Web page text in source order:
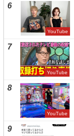
6
YouTube
7
YouTube
8
YouTube
9